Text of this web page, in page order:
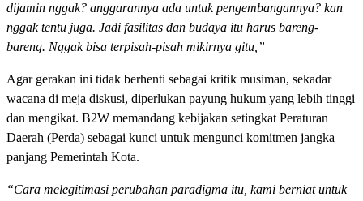
dijamin nggak? anggarannya ada untuk pengembangannya? kan
nggak tentu juga. Jadi fasilitas dan budaya itu harus bareng-
bareng. Nggak bisa terpisah-pisah mikirnya gitu,”
Agar gerakan ini tidak berhenti sebagai kritik musiman, sekadar
wacana di meja diskusi, diperlukan payung hukum yang lebih tinggi
dan mengikat. B2W memandang kebijakan setingkat Peraturan
Daerah (Perda) sebagai kunci untuk mengunci komitmen jangka
panjang Pemerintah Kota.
“Cara melegitimasi perubahan paradigma itu, kami berniat untuk